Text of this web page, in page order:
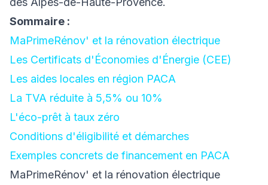
Sommaire :
MaPrimeRénov' et la rénovation électrique
Les Certificats d'Économies d'Énergie (CEE)
Les aides locales en région PACA
La TVA réduite à 5,5% ou 10%
L'éco-prêt à taux zéro
Conditions d'éligibilité et démarches
Exemples concrets de financement en PACA
MaPrimeRénov' et la rénovation électrique